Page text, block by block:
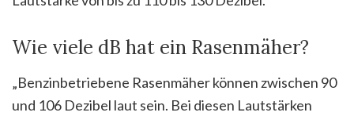
Wie viele dB hat ein Rasenmäher?
„Benzinbetriebene Rasenmäher können zwischen 90
und 106 Dezibel laut sein. Bei diesen Lautstärken